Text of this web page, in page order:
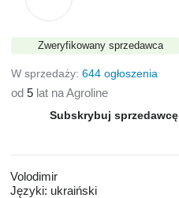
Zweryfikowany sprzedawca
W sprzedaży: 644 ogłoszenia
od 5 lat na Agroline
Subskrybuj sprzedawcę
Volodimir
Języki: ukraiński